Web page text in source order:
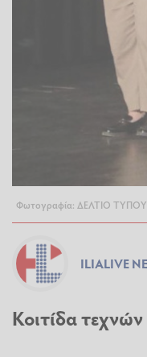
Φωτογραφία: ΔΕΛΤΙΟ ΤΥΠΟΥ
ILIALIVE
Κοιτίδα